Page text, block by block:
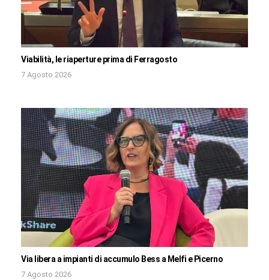
Viabilità, le riaperture prima di Ferragosto
7 Agosto 2026
Via libera a impianti di accumulo Bess a Melfi e Picerno
7 Agosto 2026